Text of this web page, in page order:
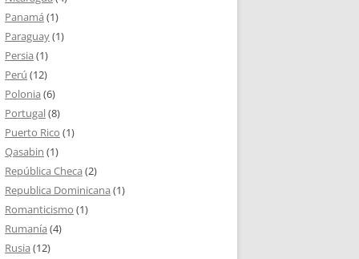
Panamá (1)
Paraguay(1)
Persia (1)
Perú (12)
Polonia (6)
Portugal(8)
Puerto Rico (1)
Qasabin (1)
República Checa (2)
Republica Dominicana (1)
Romanticismo (1)
Rumanía (4)
Rusia (12)